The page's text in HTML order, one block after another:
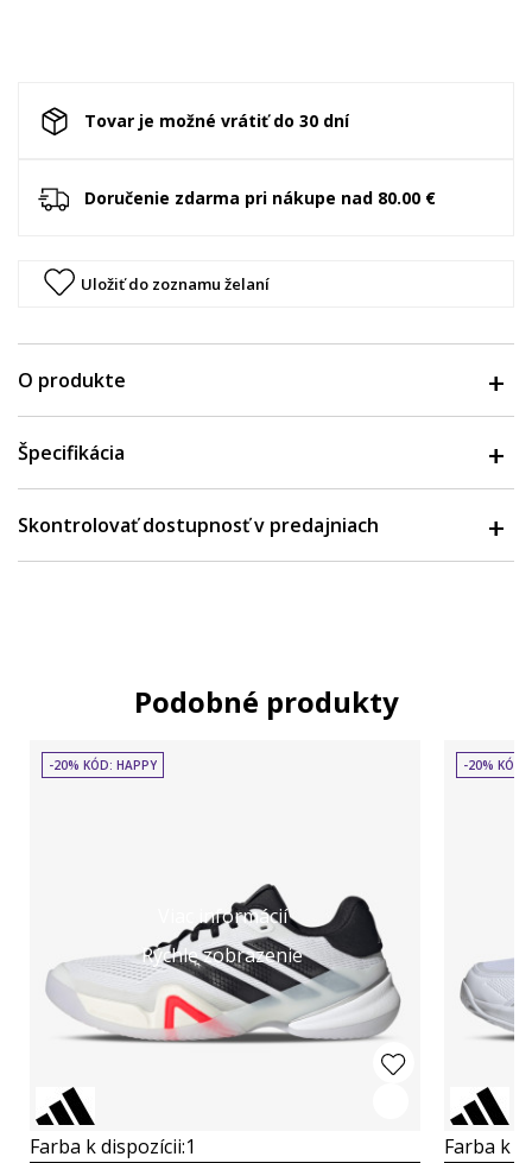
Tovar je možné vrátiť do 30 dní
Doručenie zdarma pri nákupe nad 80.00 €
Uložiť do zoznamu želaní
O produkte
Špecifikácia
Skontrolovať dostupnosť v predajniach
Podobné produkty
Viac informácií
Rýchle zobrazenie
-20% KÓD: HAPPY
Farba k dispozícii:1
-20% KÓD:
Farba k